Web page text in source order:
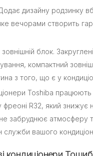
дизайну родзинку
вечорами створить
блок. Закруглені
компактний
з того, що є у
Toshiba працюють
R32, який знижує
забруднює атмосферу
служби вашого